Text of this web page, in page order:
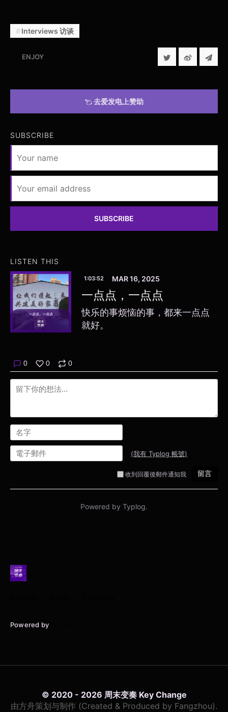
Interviews 访谈
ENJOY
去爱发电上赞助
SUBSCRIBE
SUBSCRIBE
LISTEN THIS
1:03:52 MAR 16, 2025
一点点，一点点
快乐的事烦恼的事，都来一点点
就好。
Powered by
© 2020 - 2026 周末变奏 Key Change
由方舟策划与制作 (Created & Produced by Fangzhou).